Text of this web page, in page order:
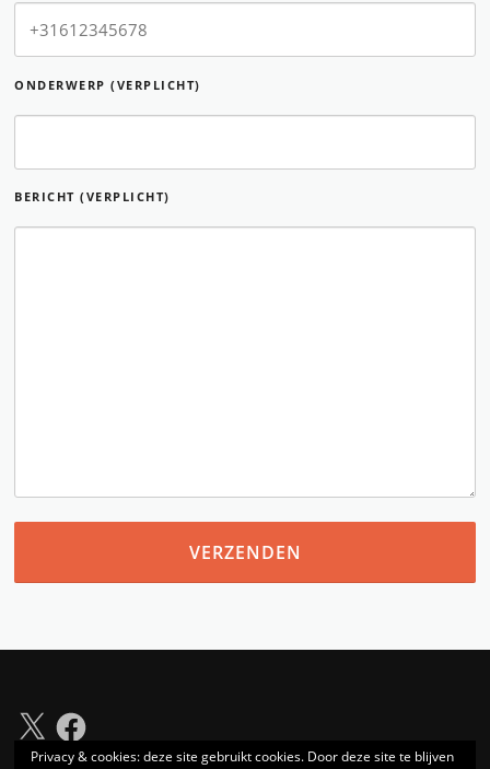
ONDERWERP (VERPLICHT)
BERICHT (VERPLICHT)
X Facebook
Privacy & cookies: deze site gebruikt cookies. Door deze site te blijven